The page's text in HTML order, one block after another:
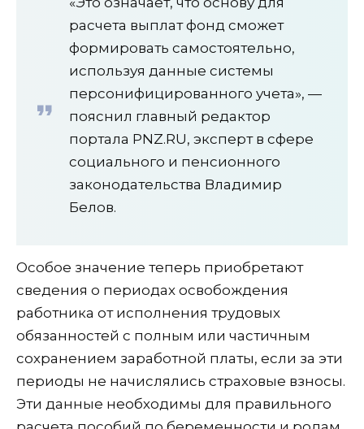
расчета выплат фонд сможет
формировать самостоятельно,
используя данные системы
персонифицированного учета», —
пояснил главный редактор
портала PNZ.RU, эксперт в сфере
социального и пенсионного
законодательства Владимир
Белов.
Особое значение теперь приобретают
сведения о периодах освобождения
работника от исполнения трудовых
обязанностей с полным или частичным
сохранением заработной платы, если за эти
периоды не начислялись страховые взносы.
Эти данные необходимы для правильного